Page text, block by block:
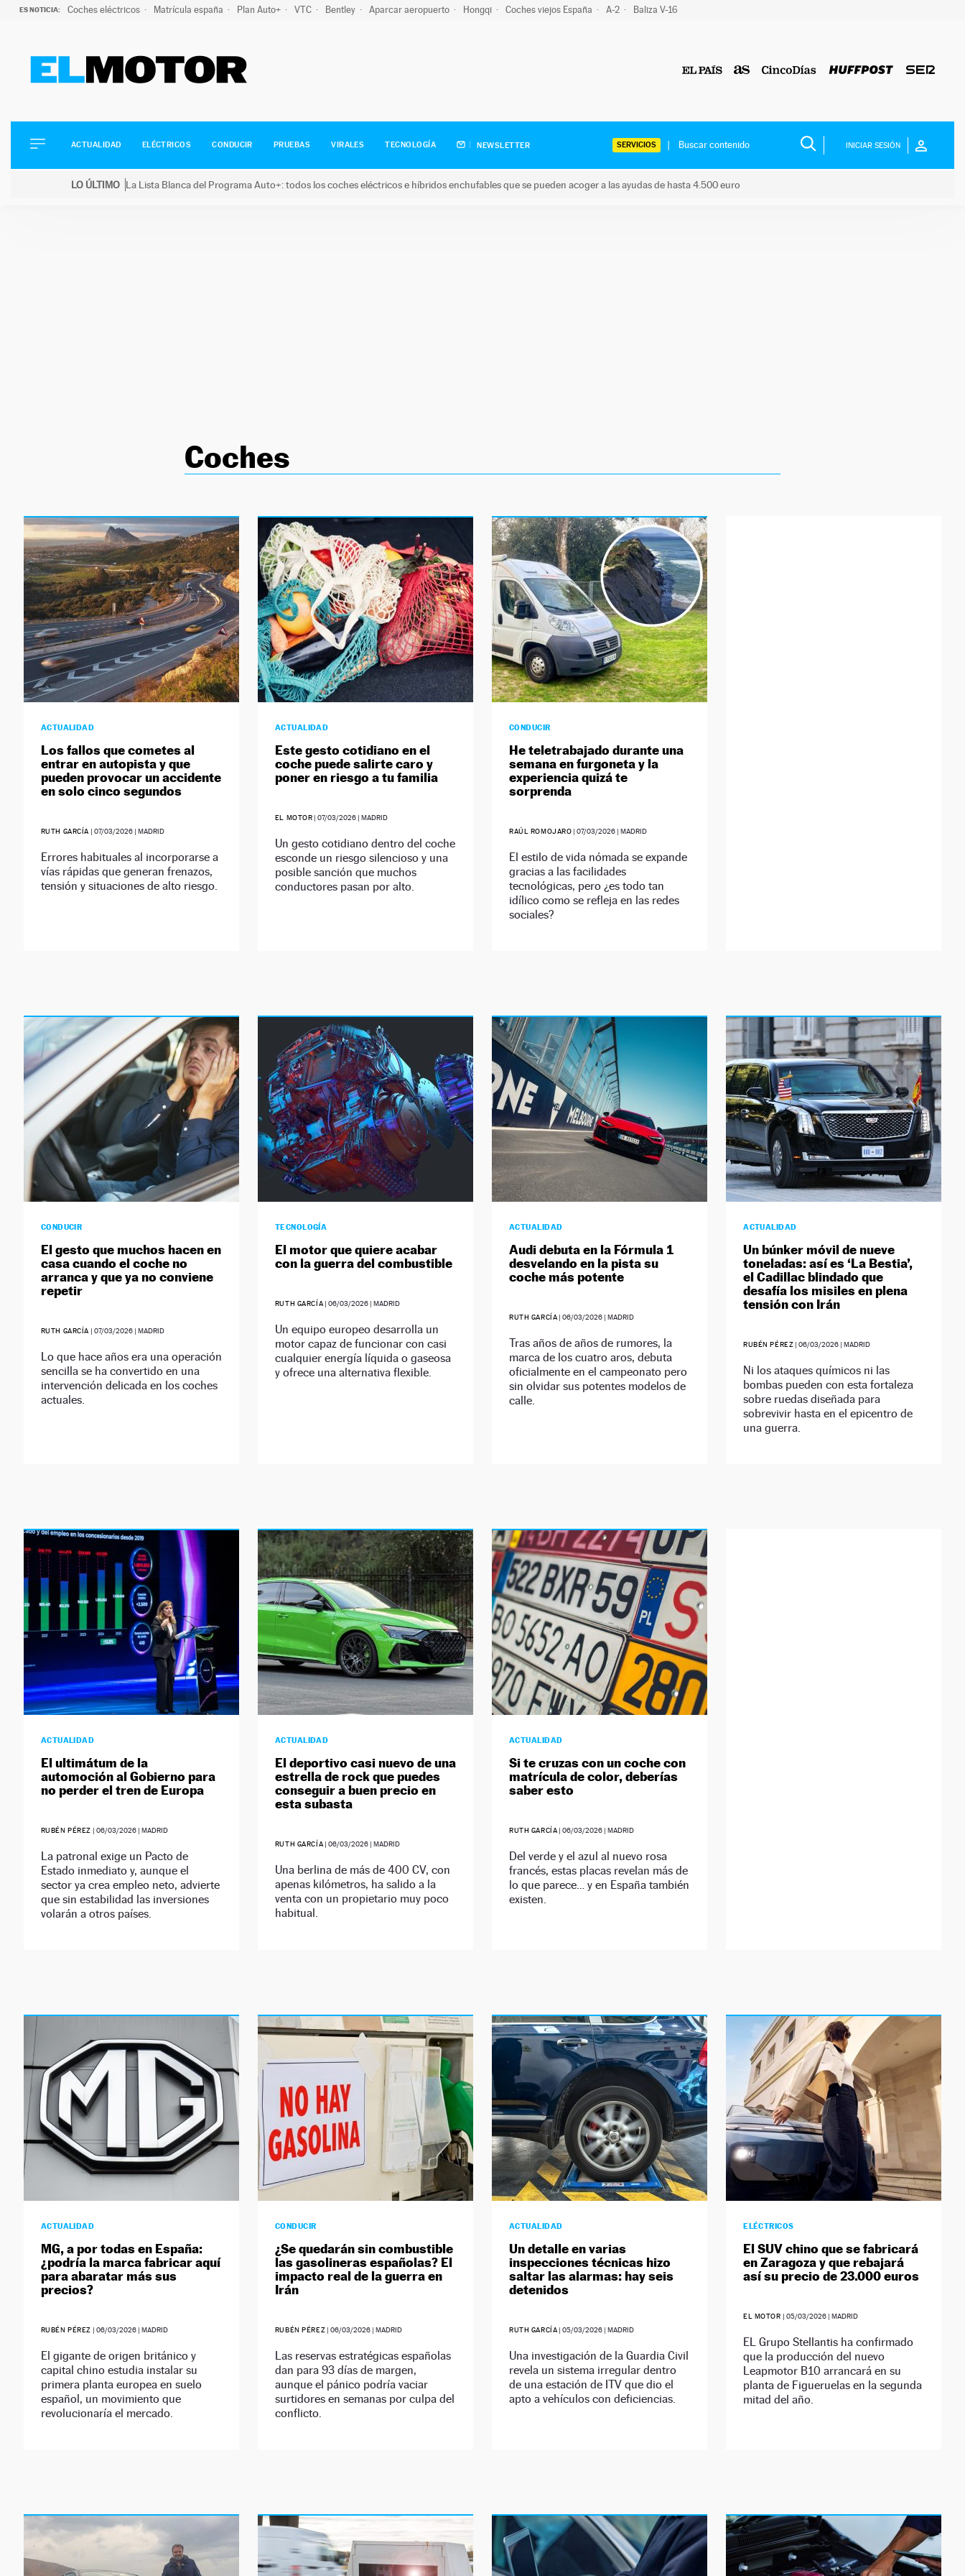
ES NOTICIA: Coches eléctricos Matrícula españa Plan Auto+ VTC Bentley Aparcar aeropuerto Hongqi Coches viejos España A-2 Baliza V-16
ELÉCTRICOS
CONDUCIR
ACTUALIDAD ELÉCTRICOS CONDUCIR PRUEBAS VIRALES TECNOLOGÍA NEWSLETTER SERVICIOS INICIAR SESIÓN
LO ÚLTIMO La Lista Blanca del Programa Auto+: todos los coches eléctricos e híbridos enchufables que se pueden acoger a las ayudas de hasta 4.500 euro
Coches
ACTUALIDAD
Los fallos que cometes al
entrar en autopista y que
pueden provocar un accidente
en solo cinco segundos
RUTH GARCÍA |07/03/2026 | MADRID
Errores habituales al incorporarse a
vías rápidas que generan frenazos,
tensión y situaciones de alto riesgo.
ACTUALIDAD
Este gesto cotidiano en el
coche puede salirte caro y
poner en riesgo a tu familia
EL MOTOR |07/03/2026 | MADRID
Un gesto cotidiano dentro del coche
esconde un riesgo silencioso y una
posible sanción que muchos
conductores pasan por alto.
CONDUCIR
He teletrabajado durante una
semana en furgoneta y la
experiencia quizá te
sorprenda
RAÚL ROMOJARO |07/03/2026 | MADRID
El estilo de vida nómada se expande
gracias a las facilidades
tecnológicas, pero ¿es todo tan
idílico como se refleja en las redes
sociales?
CONDUCIR
El gesto que muchos hacen en
casa cuando el coche no
arranca y que ya no conviene
repetir
RUTH GARCÍA |07/03/2026 | MADRID
Lo que hace años era una operación
sencilla se ha convertido en una
intervención delicada en los coches
actuales.
TECNOLOGÍA
El motor que quiere acabar
con la guerra del combustible
RUTH GARCÍA |06/03/2026 | MADRID
Un equipo europeo desarrolla un
motor capaz de funcionar con casi
cualquier energía líquida o gaseosa
y ofrece una alternativa flexible.
ACTUALIDAD
Audi debuta en la Fórmula 1
desvelando en la pista su
coche más potente
RUTH GARCÍA |06/03/2026 | MADRID
Tras años de años de rumores, la
marca de los cuatro aros, debuta
oficialmente en el campeonato pero
sin olvidar sus potentes modelos de
calle.
ACTUALIDAD
Un búnker móvil de nueve
toneladas: así es ‘La Bestia’,
el Cadillac blindado que
desafía los misiles en plena
tensión con Irán
RUBÉN PÉREZ |06/03/2026 | MADRID
Ni los ataques químicos ni las
bombas pueden con esta fortaleza
sobre ruedas diseñada para
sobrevivir hasta en el epicentro de
una guerra.
ACTUALIDAD
El ultimátum de la
automoción al Gobierno para
no perder el tren de Europa
RUBÉN PÉREZ |06/03/2026 | MADRID
La patronal exige un Pacto de
Estado inmediato y, aunque el
sector ya crea empleo neto, advierte
que sin estabilidad las inversiones
volarán a otros países.
ACTUALIDAD
El deportivo casi nuevo de una
estrella de rock que puedes
conseguir a buen precio en
esta subasta
RUTH GARCÍA |06/03/2026 | MADRID
Una berlina de más de 400 CV, con
apenas kilómetros, ha salido a la
venta con un propietario muy poco
habitual.
ACTUALIDAD
Si te cruzas con un coche con
matrícula de color, deberías
saber esto
RUTH GARCÍA |06/03/2026 | MADRID
Del verde y el azul al nuevo rosa
francés, estas placas revelan más de
lo que parece… y en España también
existen.
ACTUALIDAD
MG, a por todas en España:
¿podría la marca fabricar aquí
para abaratar más sus
precios?
RUBÉN PÉREZ |06/03/2026 | MADRID
El gigante de origen británico y
capital chino estudia instalar su
primera planta europea en suelo
español, un movimiento que
revolucionaría el mercado.
CONDUCIR
¿Se quedarán sin combustible
las gasolineras españolas? El
impacto real de la guerra en
Irán
RUBÉN PÉREZ |06/03/2026 | MADRID
Las reservas estratégicas españolas
dan para 93 días de margen,
aunque el pánico podría vaciar
surtidores en semanas por culpa del
conflicto.
ACTUALIDAD
Un detalle en varias
inspecciones técnicas hizo
saltar las alarmas: hay seis
detenidos
RUTH GARCÍA |05/03/2026 | MADRID
Una investigación de la Guardia Civil
revela un sistema irregular dentro
de una estación de ITV que dio el
apto a vehículos con deficiencias.
ELÉCTRICOS
El SUV chino que se fabricará
en Zaragoza y que rebajará
así su precio de 23.000 euros
EL MOTOR | 05/03/2026| MADRID
EL Grupo Stellantis ha confirmado
que la producción del nuevo
Leapmotor B10 arrancará en su
planta de Figueruelas en la segunda
mitad del año.